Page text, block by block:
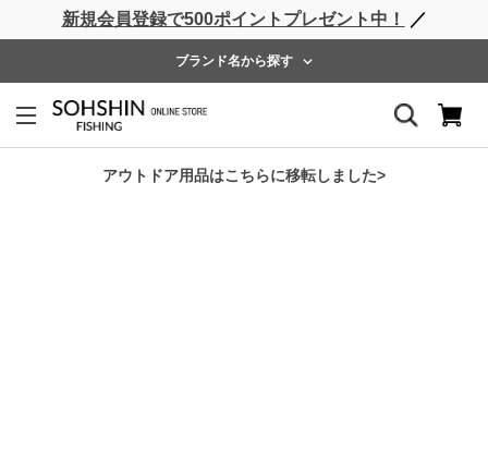
新規会員登録で500ポイントプレゼント中！ ／
ブランド名から探す
アウトドア用品はこちらに移転しました>
ライフベスト ウェーダー レインウェア フットウェア
ホーム > SOHSHIN